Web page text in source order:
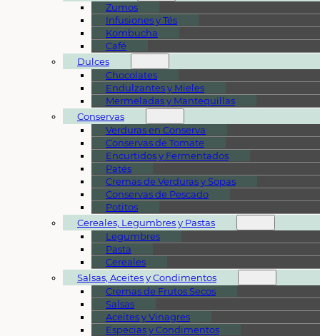
Zumos
Infusiones y Tés
Kombucha
Café
Dulces
Chocolates
Endulzantes y Mieles
Mermeladas y Mantequillas
Conservas
Verduras en Conserva
Conservas de Tomate
Encurtidos y Fermentados
Patés
Cremas de Verduras y Sopas
Conservas de Pescado
Potitos
Cereales, Legumbres y Pastas
Legumbres
Pasta
Cereales
Salsas, Aceites y Condimentos
Cremas de Frutos Secos
Salsas
Aceites y Vinagres
Especias y Condimentos